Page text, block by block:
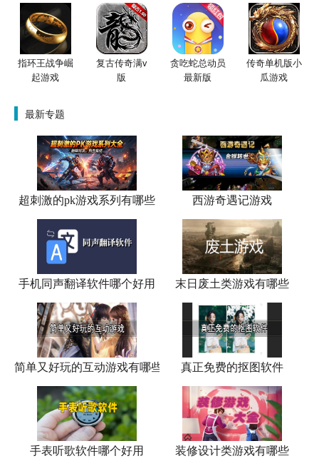
指环王战争崛
起游戏
复古传奇满v
版
贪吃蛇总动员
最新版
传奇单机版小
瓜游戏
最新专题
超刺激的pk游戏系列有哪些 西游奇遇记游戏
手机同声翻译软件哪个好用 末日废土类游戏有哪些
简单又好玩的互动游戏有哪些 真正免费的抠图软件
手表听歌软件哪个好用 装修设计类游戏有哪些